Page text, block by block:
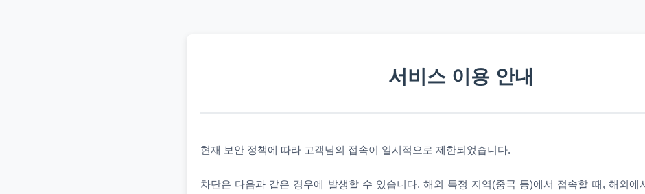
서비스 이용 안내
현재 보안 정책에 따라 고객님의 접속이 일시적으로 제한되었습니다.
차단은 다음과 같은 경우에 발생할 수 있습니다. 해외 특정 지역(중국 등)에서 접속할 때, 해외에